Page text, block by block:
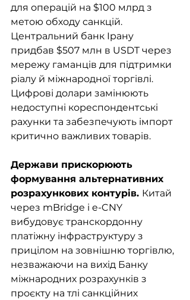
для операцій на $100 млрд з
метою обходу санкцій.
Центральний банк Ірану
придбав $507 млн в USDT через
мережу гаманців для підтримки
ріалу й міжнародної торгівлі.
Цифрові долари замінюють
недоступні кореспондентські
рахунки та забезпечують імпорт
критично важливих товарів.
Держави прискорюють
формування альтернативних
розрахункових контурів. Китай
через mBridge і e-CNY
вибудовує транскордонну
платіжну інфраструктуру з
прицілом на зовнішню торгівлю,
незважаючи на вихід Банку
міжнародних розрахунків з
проєкту на тлі санкційних